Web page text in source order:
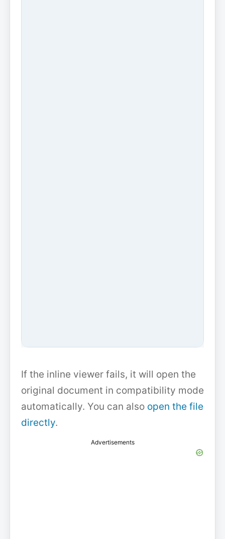
If the inline viewer fails, it will open the
original document in compatibility mode
automatically. You can also open the file
directly.
Advertisements